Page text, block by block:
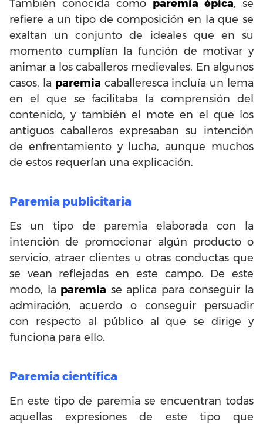
También conocida como paremia épica, se
refiere a un tipo de composición en la que se
exaltan un conjunto de ideales que en su
momento cumplían la función de motivar y
animar a los caballeros medievales. En algunos
casos, la paremia caballeresca incluía un lema
en el que se facilitaba la comprensión del
contenido, y también el mote en el que los
antiguos caballeros expresaban su intención
de enfrentamiento y lucha, aunque muchos
de estos requerían una explicación.
Paremia publicitaria
Es un tipo de paremia elaborada con la
intención de promocionar algún producto o
servicio, atraer clientes u otras conductas que
se vean reflejadas en este campo. De este
modo, la paremia se aplica para conseguir la
admiración, acuerdo o conseguir persuadir
con respecto al público al que se dirige y
funciona para ello.
Paremia científica
En este tipo de paremia se encuentran todas
aquellas expresiones de este tipo que